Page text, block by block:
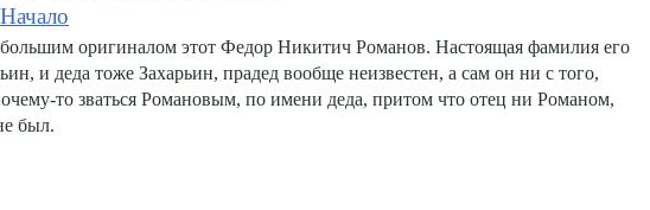
оригиналом этот Федор Никитич Романов. Настоящая фамилия его
и деда тоже Захарьин, прадед вообще неизвестен, а сам он ни с того,
то зваться Романовым, по имени деда, притом что отец ни Романом,
был.